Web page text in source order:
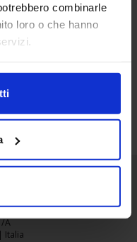
combinarle
loro o che hanno
A
Italia